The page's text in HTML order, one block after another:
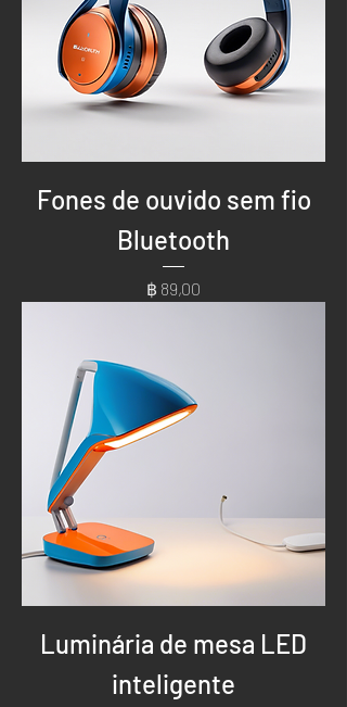
Fones de ouvido sem fio
Bluetooth
Preço
฿ 89,00
Luminária de mesa LED
inteligente